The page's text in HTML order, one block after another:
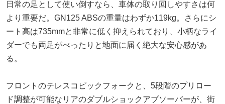
日常の足として使い倒すなら、車体の取り回しやすさは何
より重要だ。GN125 ABSの重量はわずか119kg。さらにシ
ート高は735mmと非常に低く抑えられており、小柄なライ
ダーでも両足がべったりと地面に届く絶大な安心感があ
る。
フロントのテレスコピックフォークと、5段階のプリロー
ド調整が可能なリアのダブルショックアブソーバーが、街